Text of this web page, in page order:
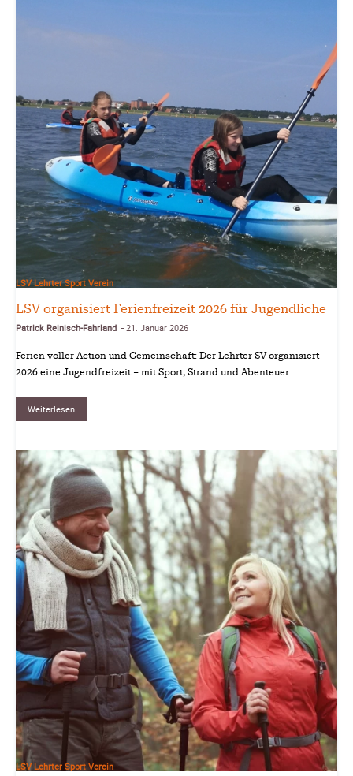
LSV Lehrter Sport Verein
LSV organisiert Ferienfreizeit 2026 für Jugendliche
Patrick Reinisch-Fahrland - 21. Januar 2026
Ferien voller Action und Gemeinschaft: Der Lehrter SV organisiert
2026 eine Jugendfreizeit – mit Sport, Strand und Abenteuer…
Weiterlesen
LSV Lehrter Sport Verein